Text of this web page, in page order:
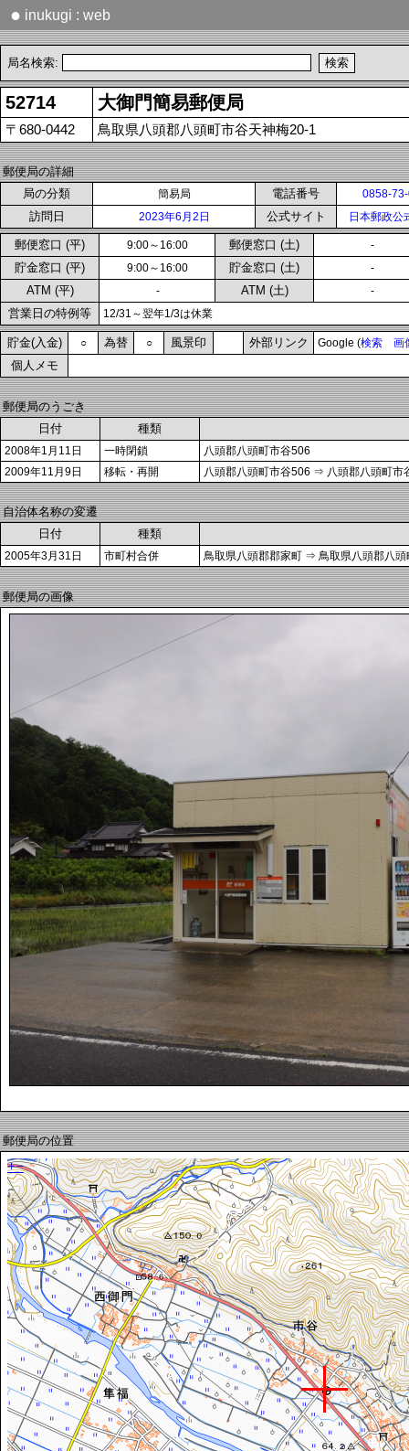
● inukugi : web
局名検索:
52714 大御門簡易郵便局
〒680-0442 鳥取県八頭郡八頭町市谷天神梅20-1
郵便局の詳細
局の分類
簡易局 電話番号 0858-
訪問日 2023年6月2日 公式サイト 日本郵政公
郵便窓口 (平) 9:00～16:00 郵便窓口 (土) -
貯金窓口 (平) 9:00～16:00 貯金窓口 (土) -
ATM (平) - ATM (土) -
営業日の特例等 12/31～翌年1/3は休業
貯金(入金) ○ 為替 ○ 風景印 外部リンク Google (検索 画
個人メモ
郵便局のうごき
日付
種類
2008年1月11日 一時閉鎖
八頭郡八頭町市谷506
2009年11月9日
移転・再開 八頭郡八頭町市谷506 ⇒ 八頭郡八頭町市
自治体名称の変遷
日付
種類
2005年3月31日 市町村合併 鳥取県八頭郡郡家町 ⇒ 鳥取県八頭郡八頭
郵便局の画像
郵便局の位置